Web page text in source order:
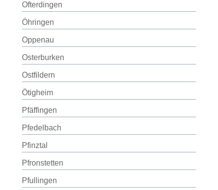
Ofterdingen
Öhringen
Oppenau
Osterburken
Ostfildern
Ötigheim
Pfäffingen
Pfedelbach
Pfinztal
Pfronstetten
Pfullingen